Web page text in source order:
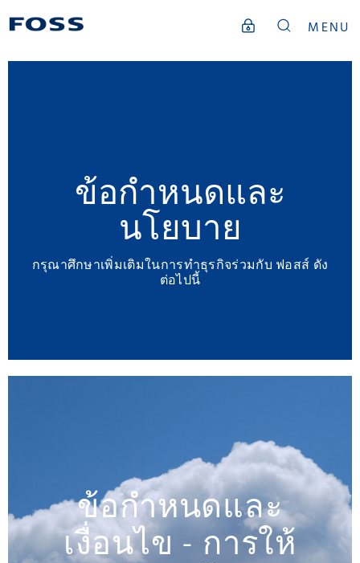
MENU
ข้อกำหนดและ
นโยบาย
กรุณาศึกษาเพิ่มเติมในการทำธุรกิจร่วมกับ ฟอสส์ ดัง
ต่อไปนี้
ข้อกำหนดและ
เงื่อนไข - การให้